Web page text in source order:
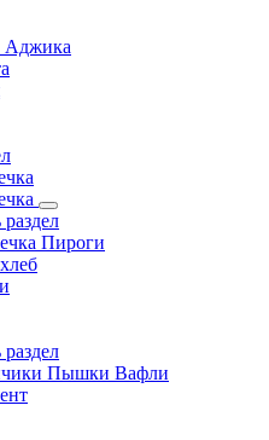
Аджика
Пироги
Пышки Вафли